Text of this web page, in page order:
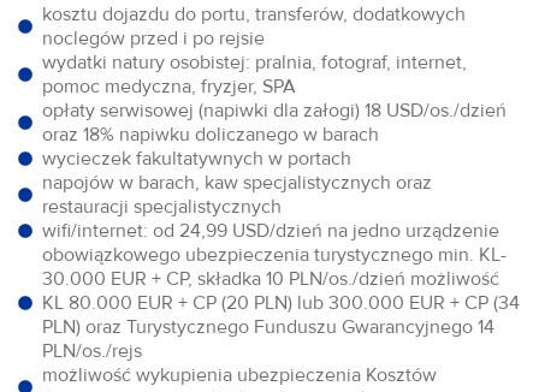
kosztu dojazdu do portu, transferów, dodatkowych
noclegów przed i po rejsie
wydatki natury osobistej: pralnia, fotograf, internet,
pomoc medyczna, fryzjer, SPA
opłaty serwisowej (napiwki dla załogi) 18 USD/os./dzień
oraz 18% napiwku doliczanego w barach
wycieczek fakultatywnych w portach
napojów w barach, kaw specjalistycznych oraz
restauracji specjalistycznych
wifi/internet: od 24,99 USD/dzień na jedno urządzenie
obowiązkowego ubezpieczenia turystycznego min. KL-
30.000 EUR + CP, składka 10 PLN/os./dzień możliwość
KL 80.000 EUR + CP (20 PLN) lub 300.000 EUR + CP (34
PLN) oraz Turystycznego Funduszu Gwarancyjnego 14
PLN/os./rejs
możliwość wykupienia ubezpieczenia Kosztów